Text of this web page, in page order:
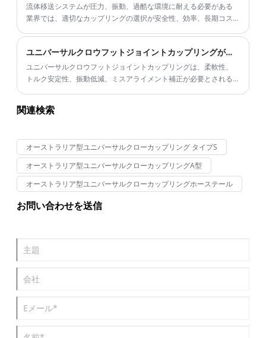
流体移送システムが圧力、振動、過酷な環境に耐える必要がある
業界では、適切なカップリングの選択が安全性、効率、長期コス
取り付けの容易さにより、広く信頼されるソリューションとなっ
ています。このカップリング タイプは、鉱山、農業、建設、水管
理のいずれで使用される場合でも、厳しい条件下でも信頼性の高
ユニバーサルクロウフットジョイントカップリングが最新の産業用トランスミッションシステムに不可欠なのはなぜですか?
ユニバーサルクロウフットジョイントカップリングは、柔軟性、
トルク安定性、振動低減、ミスアライメント補正が必要とされる
ス方法、および要求の厳しい産業環境に適したカップリング ソリ
関連検索
オーストラリア型ユニバーサルクローカップリング タイプS
オーストラリア型ユニバーサルクローカップリングA型
オーストラリア型ユニバーサルクローカップリングホーステール
お問い合わせを送信